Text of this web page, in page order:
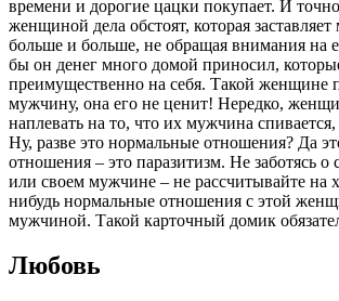
времени и дорогие цацки покупает. И
женщиной дела обстоят, которая заставляет
больше и больше, не обращая внимания на
бы он денег много домой приносил,
преимущественно на себя. Такой женщине
мужчину, она его не ценит! Нередко,
наплевать на то, что их мужчина
Ну, разве это нормальные отношения? Да
отношения – это паразитизм. Не заботясь
или своем мужчине – не рассчитывайте на
нибудь нормальные отношения с этой
мужчиной. Такой карточный домик
Любовь